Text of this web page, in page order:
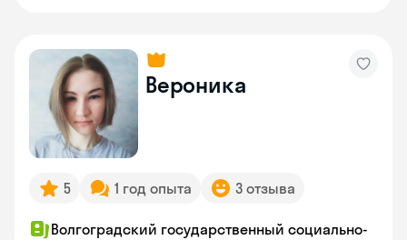
Вероника
5 1 год опыта 3 отзыва
Волгоградский государственный социально-